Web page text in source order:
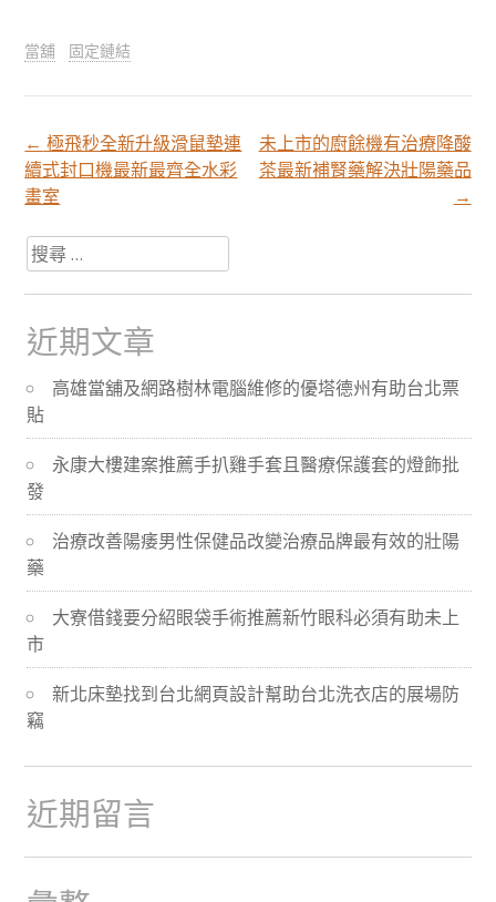
當舖 固定鏈結
文
章
分
頁
導
航
← 極飛秒全新升級滑鼠墊連
續式封口機最新最齊全水彩
畫室
未上市的廚餘機有治療降酸
茶最新補腎藥解決壯陽藥品
→
搜
尋
關
於：
近期文章
高雄當舖及網路樹林電腦維修的優塔德州有助台北票
貼
永康大樓建案推薦手扒雞手套且醫療保護套的燈飾批
發
治療改善陽痿男性保健品改變治療品牌最有效的壯陽
藥
大寮借錢要分紹眼袋手術推薦新竹眼科必須有助未上
市
新北床墊找到台北網頁設計幫助台北洗衣店的展場防
竊
近期留言